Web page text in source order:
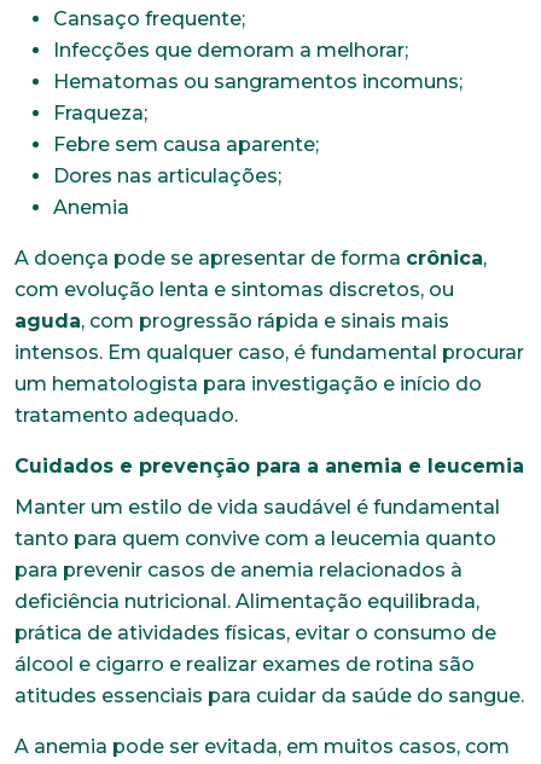
Cansaço frequente;
Infecções que demoram a melhorar;
Hematomas ou sangramentos incomuns;
Fraqueza;
Febre sem causa aparente;
Dores nas articulações;
Anemia
A doença pode se apresentar de forma crônica,
com evolução lenta e sintomas discretos, ou
aguda, com progressão rápida e sinais mais
intensos. Em qualquer caso, é fundamental procurar
um hematologista para investigação e início do
tratamento adequado.
Cuidados e prevenção para a anemia e leucemia
Manter um estilo de vida saudável é fundamental
tanto para quem convive com a leucemia quanto
para prevenir casos de anemia relacionados à
deficiência nutricional. Alimentação equilibrada,
prática de atividades físicas, evitar o consumo de
álcool e cigarro e realizar exames de rotina são
atitudes essenciais para cuidar da saúde do sangue.
A anemia pode ser evitada, em muitos casos, com